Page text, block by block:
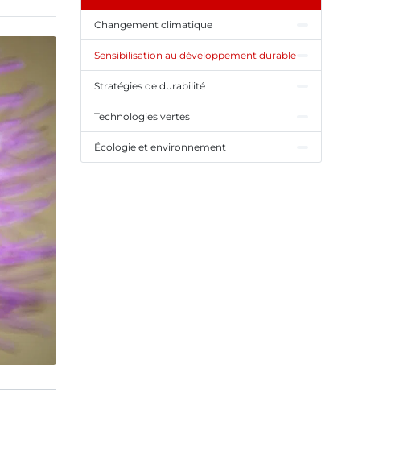
Changement climatique
Sensibilisation au développement durable
Stratégies de durabilité
Technologies vertes
Écologie et environnement